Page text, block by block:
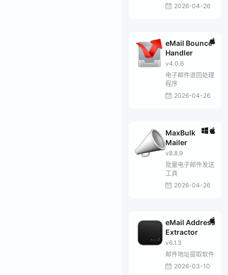
2026-04-26
eMail Bounce
Handler
v4.0.6
电子邮件退回处理
程序
2026-04-26
MaxBulk
Mailer
v8.8.9
批量电子邮件发送
工具
2026-04-26
eMail Address
Extractor
v6.1.3
邮件地址提取软件
2026-03-10